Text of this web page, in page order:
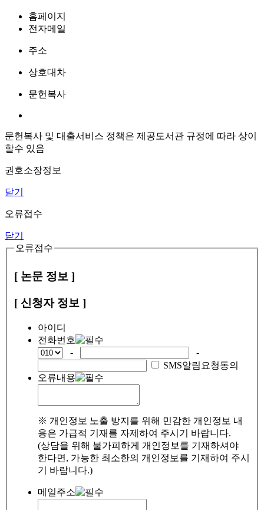
홈페이지
전자메일
주소
상호대차
문헌복사
문헌복사 및 대출서비스 정책은 제공도서관 규정에 따라 상이
할수 있음
권호소장정보
닫기
오류접수
닫기
오류접수
[ 논문 정보 ]
[ 신청자 정보 ]
아이디
전화번호
-
-
SMS알림요청동의
오류내용
※ 개인정보 노출 방지를 위해 민감한 개인정보 내
용은 가급적 기재를 자제하여 주시기 바랍니다.
(상담을 위해 불가피하게 개인정보를 기재하셔야
한다면, 가능한 최소한의 개인정보를 기재하여 주시
기 바랍니다.)
메일주소